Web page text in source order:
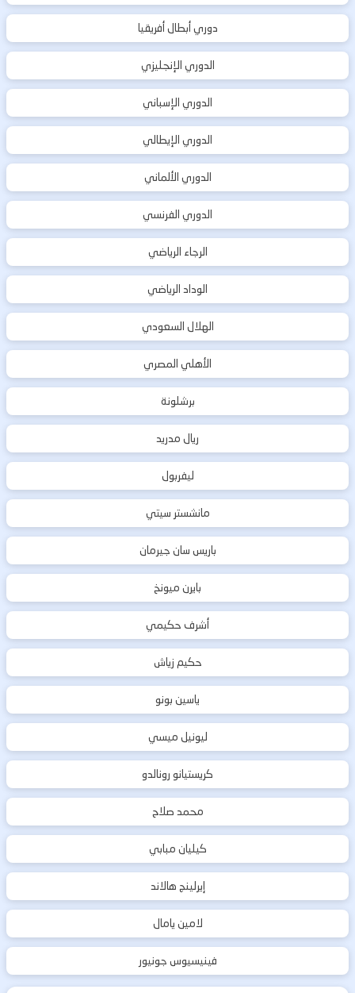
دوري أبطال أفريقيا
الدوري الإنجليزي
الدوري الإسباني
الدوري الإيطالي
الدوري الألماني
الدوري الفرنسي
الرجاء الرياضي
الوداد الرياضي
الهلال السعودي
الأهلي المصري
برشلونة
ريال مدريد
ليفربول
مانشستر سيتي
باريس سان جيرمان
بايرن ميونخ
أشرف حكيمي
حكيم زياش
ياسين بونو
ليونيل ميسي
كريستيانو رونالدو
محمد صلاح
كيليان مبابي
إيرلينج هالاند
لامين يامال
فينيسيوس جونيور